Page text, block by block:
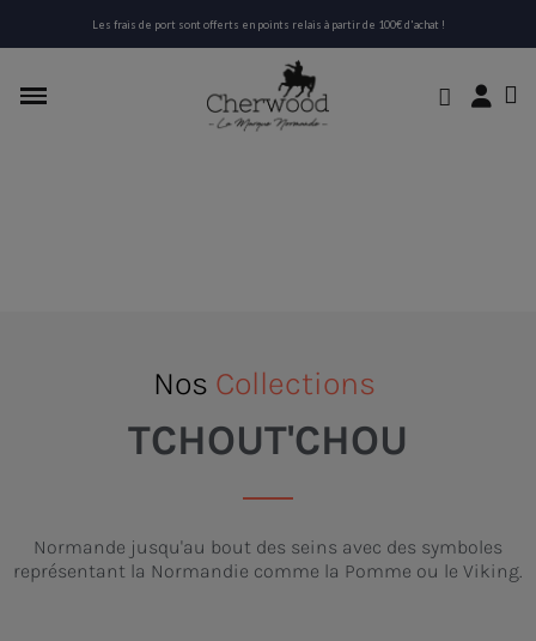
Les frais de port sont offerts en points relais à partir de 100€ d'achat !
Nos Collections
TCHOUT'CHOU
Normande jusqu'au bout des seins avec des symboles
représentant la Normandie comme la Pomme ou le Viking.